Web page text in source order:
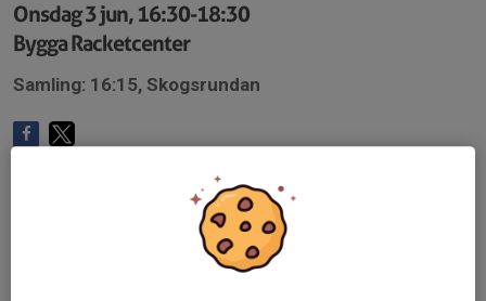
Onsdag 3 jun, 16:30-18:30
Bygga Racketcenter
Samling: 16:15, Skogsrundan